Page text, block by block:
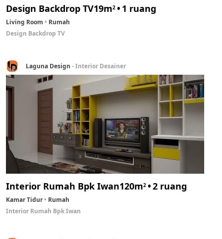
Design Backdrop TV19m2 1 ruang
Living Room
Rumah
Design Backdrop TV
Laguna Design - Interior Desainer
Interior Rumah Bpk Iwan120m2 2 ruang
Kamar Tidur
Rumah
Interior Rumah Bpk Iwan